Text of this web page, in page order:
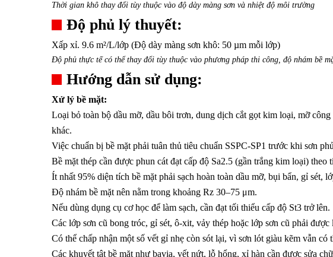
Thời gian khô thay đổi tùy thuộc vào độ dày màng sơn và nhiệt độ môi trường
Độ phủ lý thuyết:
Xấp xỉ. 9.6 m²/L/lớp (Độ dày màng sơn khô: 50 µm mỗi lớp)
Độ phủ thực tế có thể thay đổi tùy thuộc vào phương pháp thi công, độ nhám bề
Hướng dẫn sử dụng:
Xử lý bề mặt:
Loại bỏ toàn bộ dầu mỡ, dầu bôi trơn, dung dịch cắt gọt kim loại, mỡ
khác.
Việc chuẩn bị bề mặt phải tuân thủ tiêu chuẩn SSPC-SP1 trước khi sơn
Bề mặt thép cần được phun cát đạt cấp độ Sa2.5 (gần trắng kim loại) theo
Ít nhất 95% diện tích bề mặt phải sạch hoàn toàn dầu mỡ, bụi bẩn, gỉ sét,
Độ nhám bề mặt nên nằm trong khoảng Rz 30–75 μm.
Nếu dùng dụng cụ cơ học để làm sạch, cần đạt tối thiểu cấp độ St3 trở lên.
Các lớp sơn cũ bong tróc, gỉ sét, ô-xit, vảy thép hoặc lớp sơn cũ phải
Có thể chấp nhận một số vết gỉ nhẹ còn sót lại, vì sơn lót giàu kẽm vẫn
Các khuyết tật bề mặt như bavia, vết nứt, lỗ hổng, xỉ hàn cần được sửa